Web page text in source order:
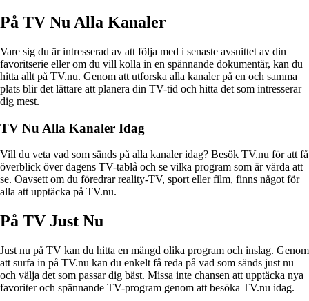
På TV Nu Alla Kanaler
Vare sig du är intresserad av att följa med i senaste avsnittet av din
favoritserie eller om du vill kolla in en spännande dokumentär, kan du
hitta allt på TV.nu. Genom att utforska alla kanaler på en och samma
plats blir det lättare att planera din TV-tid och hitta det som intresserar
dig mest.
TV Nu Alla Kanaler Idag
Vill du veta vad som sänds på alla kanaler idag? Besök TV.nu för att få
överblick över dagens TV-tablå och se vilka program som är värda att
se. Oavsett om du föredrar reality-TV, sport eller film, finns något för
alla att upptäcka på TV.nu.
På TV Just Nu
Just nu på TV kan du hitta en mängd olika program och inslag. Genom
att surfa in på TV.nu kan du enkelt få reda på vad som sänds just nu
och välja det som passar dig bäst. Missa inte chansen att upptäcka nya
favoriter och spännande TV-program genom att besöka TV.nu idag.